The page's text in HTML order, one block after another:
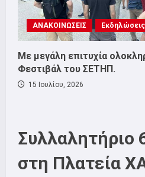
ΑΝΑΚΟΙΝΩΣΕΙΣ Εκδηλώσεις
Με μεγάλη επιτυχία
Φεστιβάλ του ΣΕΤΗΠ.
15 Ιουλίου, 2026
Συλλαλητήριο
στη Πλατεία